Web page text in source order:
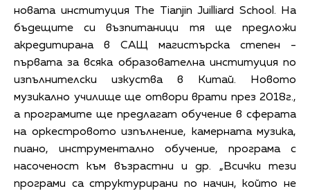
новата институция The Tianjin Juilliard School. На
бъдещите си възпитаници тя ще предложи
акредитирана в САЩ магистърска степен -
първата за всяка образователна институция по
изпълнителски изкуства в Китай. Новото
музикално училище ще отвори врати през 2018г.,
а програмите ще предлагат обучение в сферата
на оркестровото изпълнение, камерната музика,
пиано, инструментално обучение, програма с
насоченост към възрастни и др. „Всички тези
програми са структурирани по начин, който не